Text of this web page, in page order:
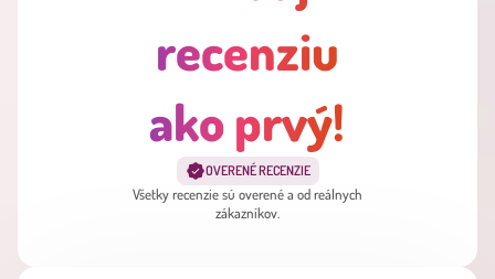
recenziu
ako prvý!
OVERENÉ RECENZIE
Všetky recenzie sú overené a od reálnych
zákazníkov.